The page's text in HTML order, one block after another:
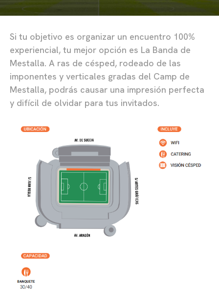
Si tu objetivo es organizar un encuentro 100%
experiencial, tu mejor opción es La Banda de
Mestalla. A ras de césped, rodeado de las
imponentes y verticales gradas del Camp de
Mestalla, podrás causar una impresión perfecta
y difícil de olvidar para tus invitados.